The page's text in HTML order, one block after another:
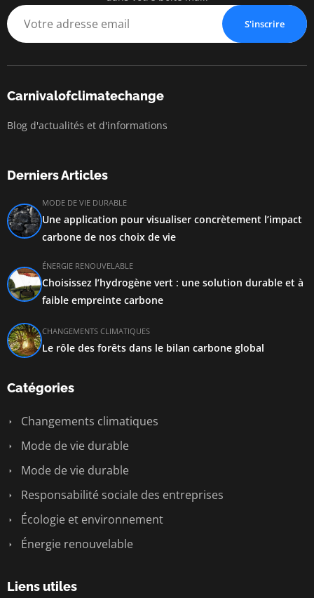
S'inscrire
Carnivalofclimatechange
Blog d'actualités et d'informations
Derniers Articles
MODE DE VIE DURABLE
Une application pour visualiser concrètement l’impact
carbone de nos choix de vie
ÉNERGIE RENOUVELABLE
Choisissez l’hydrogène vert : une solution durable et à
faible empreinte carbone
CHANGEMENTS CLIMATIQUES
Le rôle des forêts dans le bilan carbone global
Catégories
Changements climatiques
Mode de vie durable
Mode de vie durable
Responsabilité sociale des entreprises
Écologie et environnement
Énergie renouvelable
Liens utiles